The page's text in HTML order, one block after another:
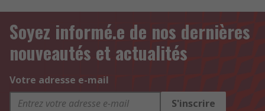
Soyez informé.e de nos dernières
nouveautés et actualités
Votre adresse e-mail
S'inscrire